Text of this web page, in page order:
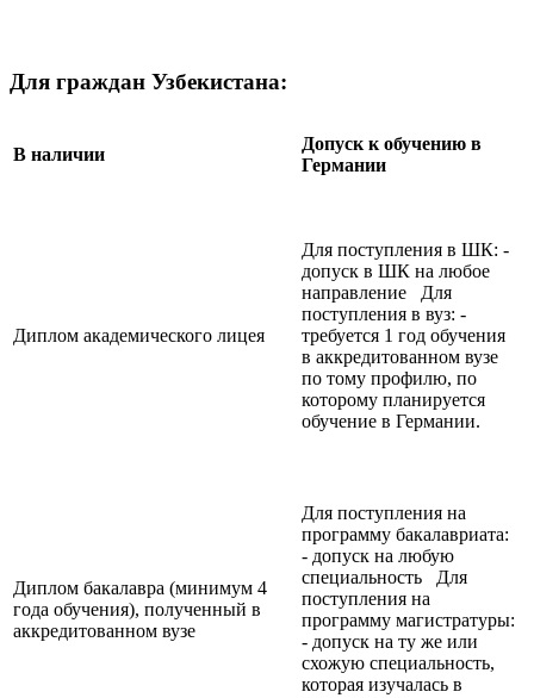
Для граждан Узбекистана:
В наличии
Допуск к обучению в
Германии
Диплом академического лицея
Для поступления в ШК: -
допуск в ШК на любое
направление Для
поступления в вуз: -
требуется 1 год обучения
в аккредитованном вузе
по тому профилю, по
которому планируется
обучение в Германии.
Диплом бакалавра (минимум 4
года обучения), полученный в
аккредитованном вузе
Для поступления на
программу бакалавриата:
- допуск на любую
специальность Для
поступления на
программу магистратуры:
- допуск на ту же или
схожую специальность,
которая изучалась в